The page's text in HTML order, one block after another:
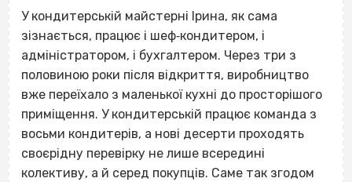
У кондитерській майстерні Ірина, як сама
зізнається, працює і шеф‐кондитером, і
адміністратором, і бухгалтером. Через три з
половиною роки після відкриття, виробництво
вже переїхало з маленької кухні до просторішого
приміщення. У кондитерській працює команда з
восьми кондитерів, а нові десерти проходять
своєрідну перевірку не лише всередині
колективу, а й серед покупців. Саме так згодом